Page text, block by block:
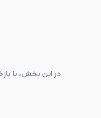
در این بخش، با